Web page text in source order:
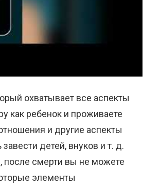
охватывает все аспекты
как ребенок и проживаете
и другие аспекты
детей, внуков и т. д.
после смерти вы не можете
элементы